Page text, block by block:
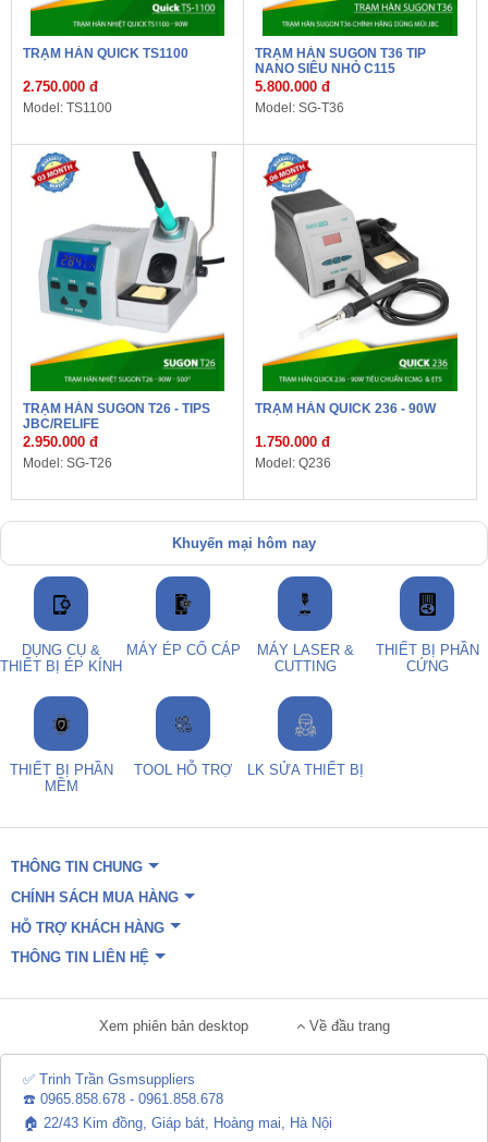
TRẠM HÀN QUICK TS1100
2.750.000 đ
Model: TS1100
TRẠM HÀN SUGON T36 TIP
NANO SIÊU NHỎ C115
5.800.000 đ
Model: SG-T36
TRẠM HÀN SUGON T26 - TIPS
JBC/RELIFE
2.950.000 đ
Model: SG-T26
TRẠM HÀN QUICK 236 - 90W
1.750.000 đ
Model: Q236
Khuyến mại hôm nay
DỤNG CỤ &
THIẾT BỊ ÉP KÍNH
MÁY ÉP CỔ CÁP
MÁY LASER &
CUTTING
THIẾT BỊ PHẦN
CỨNG
THIẾT BỊ PHẦN
MỀM
TOOL HỖ TRỢ LK SỬA THIẾT BỊ
THÔNG TIN CHUNG
CHÍNH SÁCH MUA HÀNG
HỖ TRỢ KHÁCH HÀNG
THÔNG TIN LIÊN HỆ
Xem phiên bản desktop Về đầu trang
✅ Trinh Trần Gsmsuppliers
☎️ 0965.858.678 - 0961.858.678
🏠 22/43 Kim đồng, Giáp bát, Hoàng mai, Hà Nội